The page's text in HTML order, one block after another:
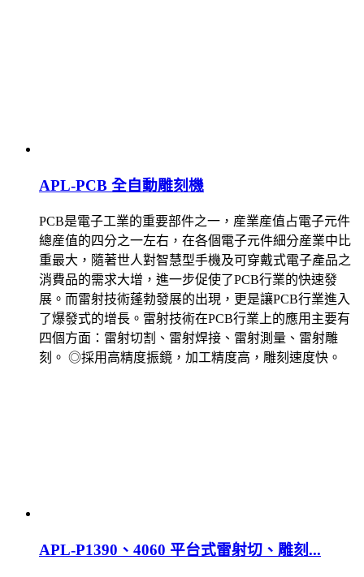
APL-PCB 全自動雕刻機
PCB是電子工業的重要部件之一，産業産值占電子元件
總産值的四分之一左右，在各個電子元件細分産業中比
重最大，隨著世人對智慧型手機及可穿戴式電子產品之
消費品的需求大增，進一步促使了PCB行業的快速發
展。而雷射技術蓬勃發展的出現，更是讓PCB行業進入
了爆發式的增長。雷射技術在PCB行業上的應用主要有
四個方面：雷射切割、雷射焊接、雷射測量、雷射雕
刻。 ◎採用高精度振鏡，加工精度高，雕刻速度快。
APL-P1390、4060 平台式雷射切、雕刻...